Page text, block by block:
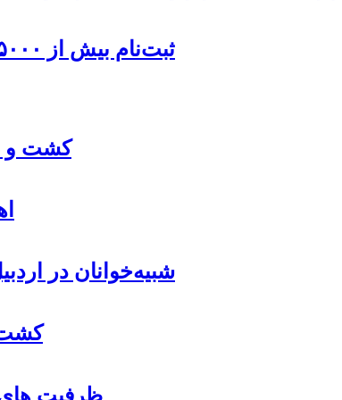
ثبت‌نام بیش از ۵۰۰۰ داوطلب در انتخابات شوراهای روستا در اردبیل
کشت و
شبیه‌خوانان در
کشت
ظرفیت های